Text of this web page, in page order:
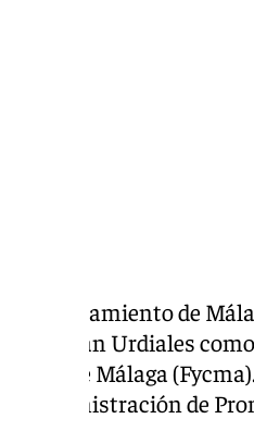
del Ayuntamiento de
Morán Urdiales
de Málaga
de administración de